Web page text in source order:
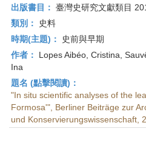
史
研
究
所-
首
頁
出版書目： 臺灣史研究文獻類目
類別：
史料
時期(主題)：
史前與早期
作者：
Lopes Aibéo, Cristina,
Ina
題名 (點擊閱讀)：
"In situ scientific analyses of the
Formosa'", Berliner Beiträge zur
und Konservierungswissenschaft,